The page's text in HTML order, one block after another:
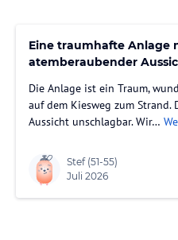
Eine traumhafte Anlage
atemberaubender
Die Anlage ist ein Traum,
auf dem Kiesweg zum Strand.
Aussicht unschlagbar. Wir…
Stef (51-55)
Juli 2026